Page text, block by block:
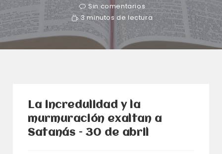
Sin comentarios
3 minutos de lectura
La incredulidad y la
murmuración exaltan a
Satanás – 30 de abril